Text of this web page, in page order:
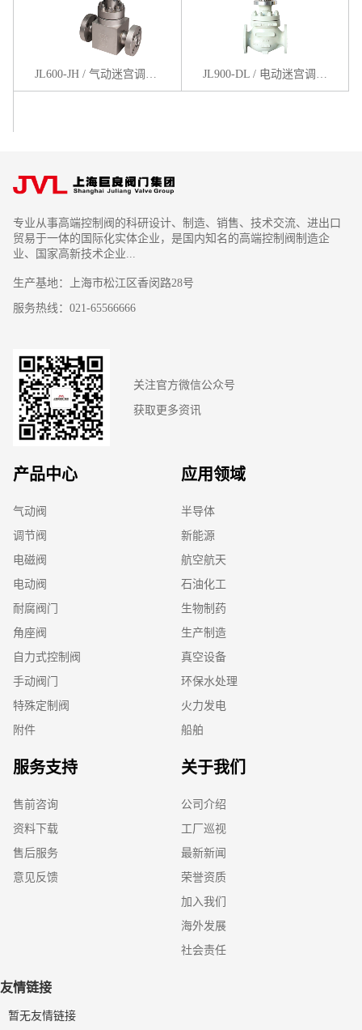
专业从事高端控制阀的科研设计、制造、销售、技术交流、进出口
贸易于一体的国际化实体企业，是国内知名的高端控制阀制造企
业、国家高新技术企业...
生产基地：上海市松江区香闵路28号
服务热线：021-65566666
关注官方微信公众号
获取更多资讯
产品中心
气动阀
调节阀
电磁阀
电动阀
耐腐阀门
角座阀
自力式控制阀
手动阀门
特殊定制阀
附件
应用领域
半导体
新能源
航空航天
石油化工
生物制药
生产制造
真空设备
环保水处理
火力发电
船舶
服务支持
售前咨询
资料下载
售后服务
意见反馈
关于我们
公司介绍
工厂巡视
最新新闻
荣誉资质
加入我们
海外发展
社会责任
友情链接
暂无友情链接